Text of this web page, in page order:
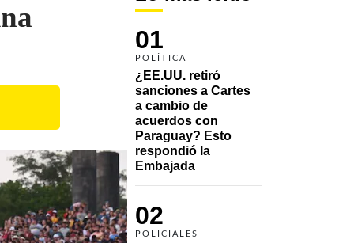
01
POLÍTICA
¿EE.UU. retiró
sanciones a Cartes
a cambio de
acuerdos con
Paraguay? Esto
respondió la
Embajada
02
POLICIALES